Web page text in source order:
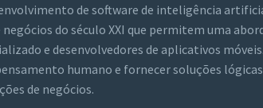
de software de inteligência
do século XXI que permitem uma
e desenvolvedores de aplicativos
humano e fornecer soluções lógicas
de negócios.